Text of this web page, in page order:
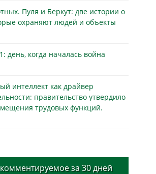
Пуля и Беркут: две истории о
охраняют людей и объекты
день, когда началась война
интеллект как драйвер
правительство утвердило
трудовых функций.
за 30 дней